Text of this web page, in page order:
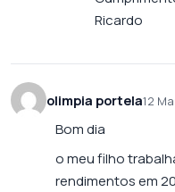
Ricardo
olimpia portela12
Bom dia
o meu filho
rendimentos em